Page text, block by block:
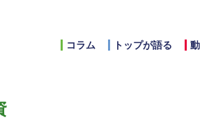
コラム トップが語る